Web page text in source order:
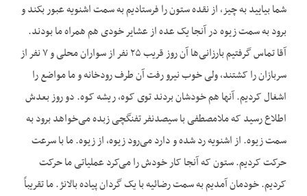
شما بیایید به چیز، از نقده ستون را فرستادیم به سمت اشنویه عبور بکند و
برود به سمت زیوه در آنجا یک عده از عشایر خودی هم همراه ما بودند.
آقا تماس گرفتیم بارزانی‌ها آن روز قریب ۲۵ نفر از سواران محلی و ۷ نفر از
سربازان را کشتند، ولی خوب نیرو رفت آن طرف رودخانه و ما مواضع را
اشغال کردیم. آنها هم خودشان بردند توی کوه، ریشه کوه. دو روز بعدش
اطلاع رسید که ملامصطفی با سیصدنفر تفنگچی زبده می‌خواهد برود به
سمت زیوه. از اشنویه رد شده و دارد می‌رود زیوه، از زیوه. ما با سرعت
حرکت کردیم. ستون که آنجا کار خودش را می‌کرد عملیاتی ما حرکت
کردیم. خودمان آمدیم به سمت رضائیه با یک گردان پیاده بالانژ. ما تقریباً